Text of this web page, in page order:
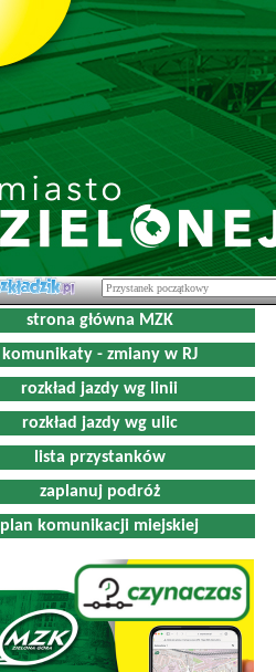
strona główna MZK
komunikaty - zmiany w RJ
rozkład jazdy wg linii
rozkład jazdy wg ulic
lista przystanków
zaplanuj podróż
plan komunikacji miejskiej